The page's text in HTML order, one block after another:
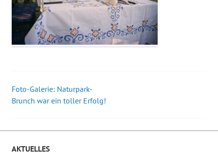
Beitrags-
Foto-Galerie: Naturpark-
Brunch war ein toller Erfolg!
AKTUELLES